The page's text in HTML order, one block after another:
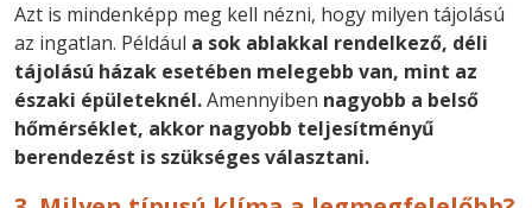
Azt is mindenképp meg kell nézni, hogy milyen tájolású
az ingatlan. Például a sok ablakkal rendelkező, déli
tájolású házak esetében melegebb van, mint az
északi épületeknél.Amennyiben nagyobb a belső
hőmérséklet, akkor nagyobb teljesítményű
berendezést is szükséges választani.